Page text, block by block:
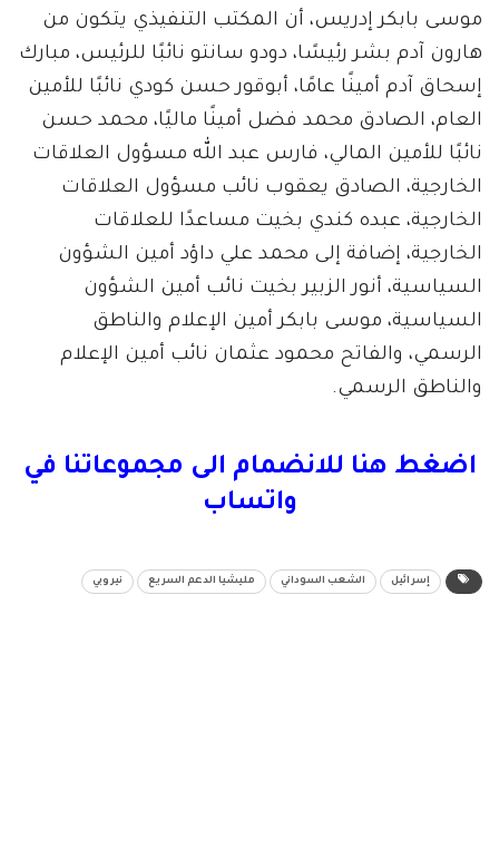
موسى بابكر إدريس، أن المكتب التنفيذي يتكون من
هارون آدم بشر رئيسًا، دودو سانتو نائبًا للرئيس، مبارك
إسحاق آدم أمينًا عامًا، أبوقور حسن كودي نائبًا للأمين
العام، الصادق محمد فضل أمينًا ماليًا، محمد حسن
نائبًا للأمين المالي، فارس عبد الله مسؤول العلاقات
الخارجية، الصادق يعقوب نائب مسؤول العلاقات
الخارجية، عبده كندي بخيت مساعدًا للعلاقات
الخارجية، إضافة إلى محمد علي داؤد أمين الشؤون
السياسية، أنور الزبير بخيت نائب أمين الشؤون
السياسية، موسى بابكر أمين الإعلام والناطق
الرسمي، والفاتح محمود عثمان نائب أمين الإعلام
والناطق الرسمي.
اضغط هنا للانضمام الى مجموعاتنا في
واتساب
إسرائيل الشعب السوداني مليشيا الدعم السريع نيروبي